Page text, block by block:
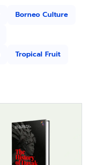
Borneo Culture
Tropical Fruit